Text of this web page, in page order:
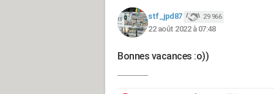
stf_jpd87 29 966
22 août 2022 à 07:48
Bonnes vacances :o))